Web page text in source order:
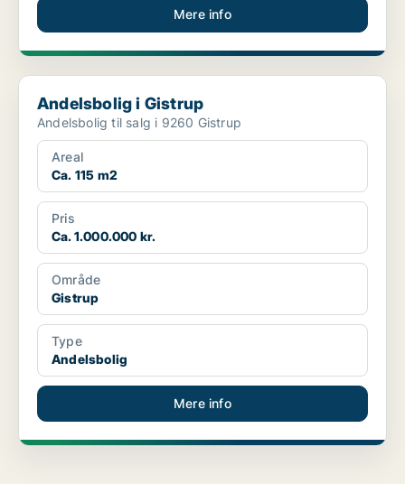
Mere info
Andelsbolig i Gistrup
Andelsbolig i Gistrup
Andelsbolig til salg i 9260 Gistrup
Areal
Ca. 115 m2
Pris
Ca. 1.000.000 kr.
Område
Gistrup
Type
Andelsbolig
Mere info